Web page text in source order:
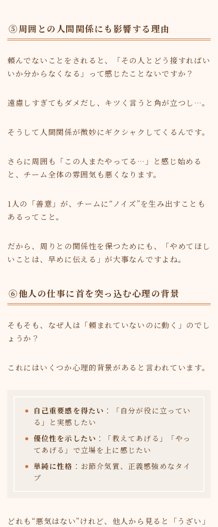
⑤周囲との人間関係にも影響する理由
頼んでないことをされると、「その人とどう接すればい
いか分からなくなる」って感じたことないですか？
遠慮しすぎてもダメだし、キツく言うと角が立つし…。
そうして人間関係が微妙にギクシャクしてくるんです。
さらに周囲も「この人またやってる…」と感じ始める
と、チーム全体の雰囲気も悪くなります。
1人の「善意」が、チームに“ノイズ”を生み出すことも
あるってこと。
だから、周りとの関係性を保つためにも、「やめてほし
いことは、早めに伝える」が大事なんですよね。
⑥他人の仕事に首を突っ込む心理の背景
そもそも、なぜ人は「頼まれていないのに動く」のでし
ょうか？
これにはいくつか心理的背景があると言われています。
自己重要感を得たい ：「自分が役に立ってい
る」と実感したい
優位性を示したい ：「教えてあげる」「やっ
てあげる」で立場を上に感じたい
単純に性格 ：お節介気質、正義感強めなタイ
プ
どれも“悪気はない”けれど、他人から見ると「うざい」